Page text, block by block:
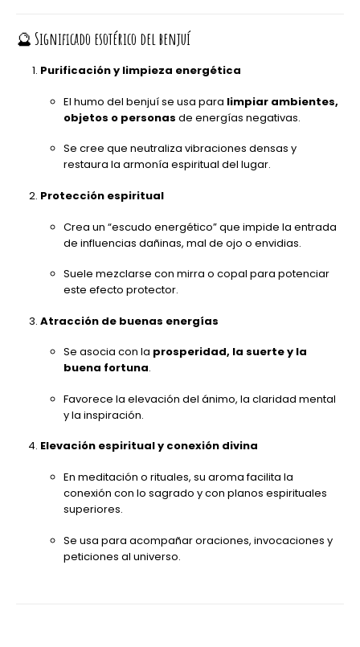
🔮Significado esotérico del benjuí
Purificación y limpieza energética
El humo del benjuí se usa para limpiar ambientes,
objetos o personas de energías negativas.
Se cree que neutraliza vibraciones densas y
restaura la armonía espiritual del lugar.
Protección espiritual
Crea un “escudo energético” que impide la entrada
de influencias dañinas, mal de ojo o envidias.
Suele mezclarse con mirra o copal para potenciar
este efecto protector.
Atracción de buenas energías
Se asocia con la prosperidad, la suerte y la
buena fortuna.
Favorece la elevación del ánimo, la claridad mental
y la inspiración.
Elevación espiritual y conexión divina
En meditación o rituales, su aroma facilita la
conexión con lo sagrado y con planos espirituales
superiores.
Se usa para acompañar oraciones, invocaciones y
peticiones al universo.